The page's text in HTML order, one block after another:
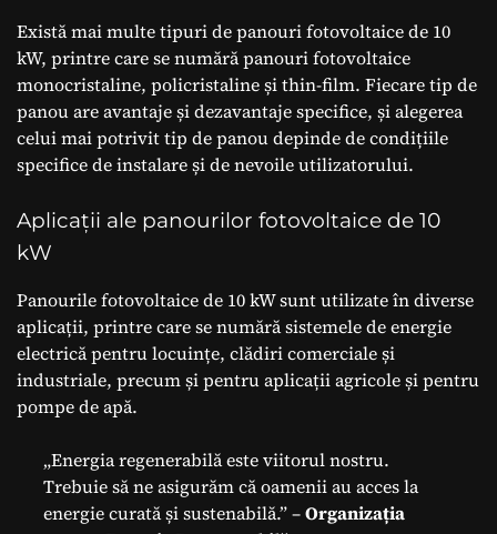
Există mai multe tipuri de panouri fotovoltaice de 10
kW, printre care se numără panouri fotovoltaice
monocristaline, policristaline și thin-film. Fiecare tip de
panou are avantaje și dezavantaje specifice, și alegerea
celui mai potrivit tip de panou depinde de condițiile
specifice de instalare și de nevoile utilizatorului.
Aplicații ale panourilor fotovoltaice de 10
kW
Panourile fotovoltaice de 10 kW sunt utilizate în diverse
aplicații, printre care se numără sistemele de energie
electrică pentru locuințe, clădiri comerciale și
industriale, precum și pentru aplicații agricole și pentru
pompe de apă.
„Energia regenerabilă este viitorul nostru.
Trebuie să ne asigurăm că oamenii au acces la
energie curată și sustenabilă.” –Organizația